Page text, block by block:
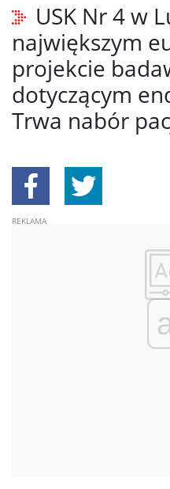
USK Nr 4 w
największym
projekcie
dotyczącym
Trwa nabór